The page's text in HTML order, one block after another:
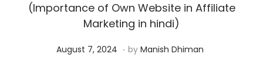
6
(Importance of Own Website in Affiliate
Marketing in hindi)
Posted on
August 7, 2024 J. by Manish Dhiman